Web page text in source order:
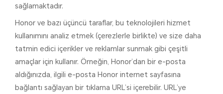
sağlamaktadır.
Honor ve bazı üçüncü taraflar, bu teknolojileri hizmet
kullanımını analiz etmek (çerezlerle birlikte) ve size daha
tatmin edici içerikler ve reklamlar sunmak gibi çeşitli
amaçlar için kullanır. Örneğin, Honor’dan bir e-posta
aldığınızda, ilgili e-posta Honor internet sayfasına
bağlantı sağlayan bir tıklama URL’si içerebilir. URL’ye